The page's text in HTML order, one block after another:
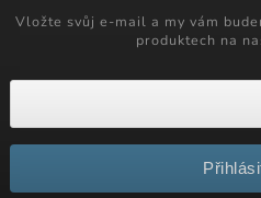
Vložte svůj e-mail a my vám
produktech na